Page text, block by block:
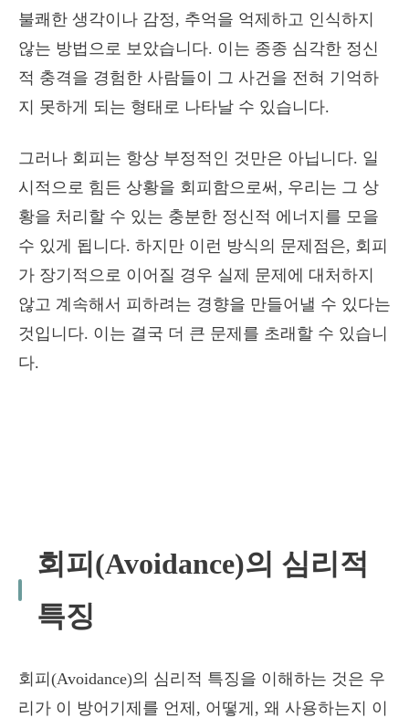
불쾌한 생각이나 감정, 추억을 억제하고 인식하지
않는 방법으로 보았습니다. 이는 종종 심각한 정신
적 충격을 경험한 사람들이 그 사건을 전혀 기억하
지 못하게 되는 형태로 나타날 수 있습니다.
그러나 회피는 항상 부정적인 것만은 아닙니다. 일
시적으로 힘든 상황을 회피함으로써, 우리는 그 상
황을 처리할 수 있는 충분한 정신적 에너지를 모을
수 있게 됩니다. 하지만 이런 방식의 문제점은, 회피
가 장기적으로 이어질 경우 실제 문제에 대처하지
않고 계속해서 피하려는 경향을 만들어낼 수 있다는
것입니다. 이는 결국 더 큰 문제를 초래할 수 있습니
다.
회피(Avoidance)의 심리적
특징
회피(Avoidance)의 심리적 특징을 이해하는 것은 우
리가 이 방어기제를 언제, 어떻게, 왜 사용하는지 이